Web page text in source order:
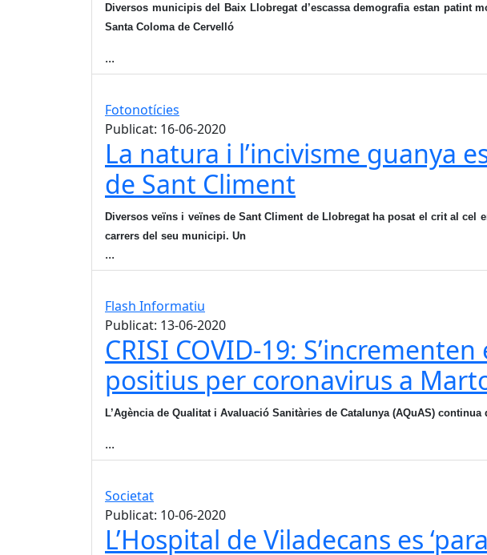
Diversos municipis del Baix Llobregat d’escassa demografia estan patint
Santa Coloma de Cervelló
...
Fotonotícies
Publicat: 16-06-2020
La natura i l’incivisme guanya
de Sant Climent
Diversos veïns i veïnes de Sant Climent de Llobregat ha posat el crit al cel
carrers del seu municipi. Un
...
Flash Informatiu
Publicat: 13-06-2020
CRISI COVID-19: S’incrementen
positius per coronavirus a
L’Agència de Qualitat i Avaluació Sanitàries de Catalunya (AQuAS)
...
Societat
Publicat: 10-06-2020
L’Hospital de Viladecans es